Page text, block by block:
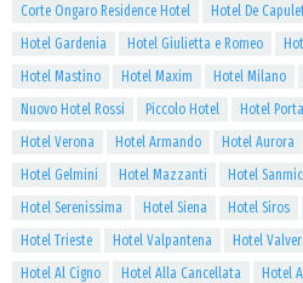
Corte Ongaro Residence Hotel
Hotel De
Hotel Gardenia
Hotel Giulietta e Romeo
Hotel Mastino
Hotel Maxim Hotel Milano
Nuovo Hotel Rossi
Piccolo Hotel Hotel
Hotel Verona
Hotel Armando Hotel Aurora
Hotel Gelmini
Hotel Mazzanti Hotel
Hotel Serenissima
Hotel Siena Hotel Siros
Hotel Trieste
Hotel Valpantena Hotel
Hotel Al Cigno
Hotel Alla Cancellata Hotel